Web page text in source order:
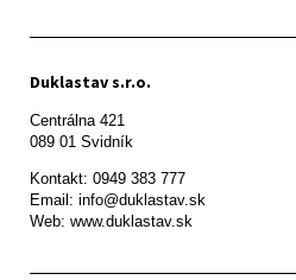
Duklastav s.r.o.
Centrálna 421
089 01 Svidník
Kontakt: 0949 383 777
Email: info@duklastav.sk
Web: www.duklastav.sk